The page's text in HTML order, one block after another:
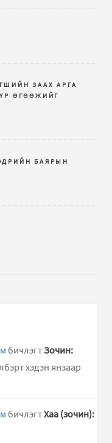
ЗААХ АРГА
ӨГӨӨЖИЙГ
БАЯРЫН
бичлэгтЗочин:
хэдэн янзаар
бичлэгтХаа (зочин):